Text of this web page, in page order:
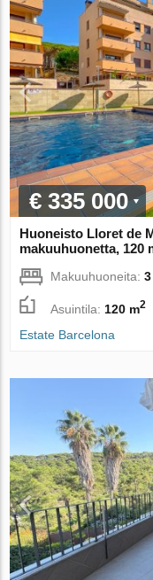
€ 335 000
Huoneisto Lloret de
makuuhuonetta, 120
Makuuhuoneita:3
Asuintila: 120 m2
Estate Barcelona